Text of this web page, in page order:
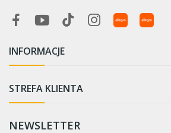
INFORMACJE
STREFA KLIENTA
NEWSLETTER